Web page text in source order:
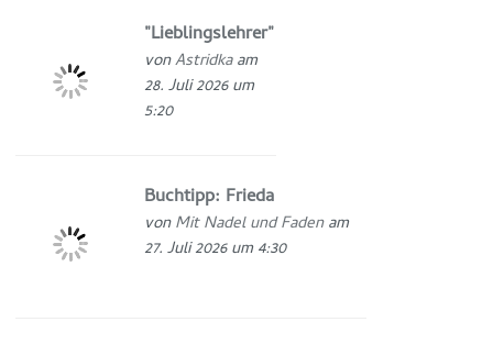
"Lieblingslehrer"
vonAstridkaam
28. Juli 2026 um
5:20
Buchtipp: Frieda
vonMit Nadel und Fadenam
27. Juli 2026 um 4:30